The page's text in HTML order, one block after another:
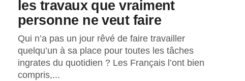
les travaux que vraiment
personne ne veut faire
Qui n’a pas un jour rêvé de faire travailler
quelqu’un à sa place pour toutes les tâches
ingrates du quotidien ? Les Français l’ont bien
compris,...